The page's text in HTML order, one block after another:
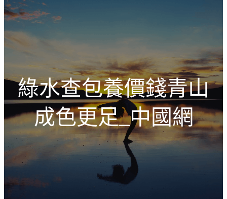
綠水查包養價錢青山
成色更足_中國網